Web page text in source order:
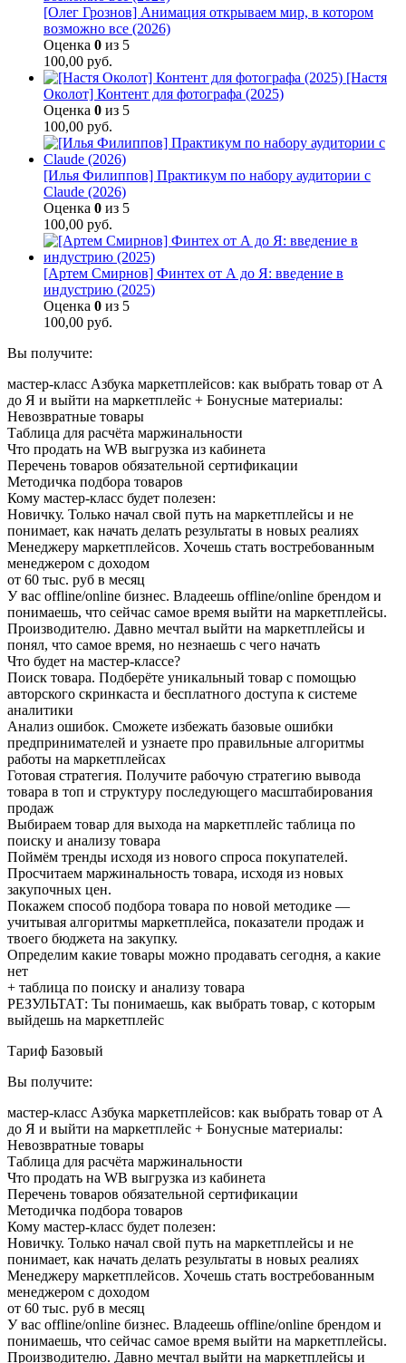
[Олег Грознов] Анимация открываем мир, в котором
возможно все (2026)
Оценка 0 из 5
100,00 руб.
[Настя
Околот] Контент для фотографа (2025)
Оценка 0 из 5
100,00 руб.
[Илья Филиппов] Практикум по набору аудитории с
Claude (2026)
Оценка 0 из 5
100,00 руб.
[Артем Смирнов] Финтех от А до Я: введение в
индустрию (2025)
Оценка 0 из 5
100,00 руб.
Вы получите:
мастер-класс Азбука маркетплейсов: как выбрать товар от А
до Я и выйти на маркетплейс + Бонусные материалы:
Невозвратные товары
Таблица для расчёта маржинальности
Что продать на WB выгрузка из кабинета
Перечень товаров обязательной сертификации
Методичка подбора товаров
Кому мастер-класс будет полезен:
Новичку. Только начал свой путь на маркетплейсы и не
понимает, как начать делать результаты в новых реалиях
Менеджеру маркетплейсов. Хочешь стать востребованным
менеджером с доходом
от 60 тыс. руб в месяц
У вас offline/online бизнес. Владеешь offline/online брендом и
понимаешь, что сейчас самое время выйти на маркетплейсы.
Производителю. Давно мечтал выйти на маркетплейсы и
понял, что самое время, но незнаешь с чего начать
Что будет на мастер-классе?
Поиск товара. Подберёте уникальный товар с помощью
авторского скринкаста и бесплатного доступа к системе
аналитики
Анализ ошибок. Сможете избежать базовые ошибки
предпринимателей и узнаете про правильные алгоритмы
работы на маркетплейсах
Готовая стратегия. Получите рабочую стратегию вывода
товара в топ и структуру последующего масштабирования
продаж
Выбираем товар для выхода на маркетплейс таблица по
поиску и анализу товара
Поймём тренды исходя из нового спроса покупателей.
Просчитаем маржинальность товара, исходя из новых
закупочных цен.
Покажем способ подбора товара по новой методике —
учитывая алгоритмы маркетплейса, показатели продаж и
твоего бюджета на закупку.
Определим какие товары можно продавать сегодня, а какие
нет
+ таблица по поиску и анализу товара
РЕЗУЛЬТАТ: Ты понимаешь, как выбрать товар, с которым
выйдешь на маркетплейс
Тариф Базовый
Вы получите:
мастер-класс Азбука маркетплейсов: как выбрать товар от А
до Я и выйти на маркетплейс + Бонусные материалы:
Невозвратные товары
Таблица для расчёта маржинальности
Что продать на WB выгрузка из кабинета
Перечень товаров обязательной сертификации
Методичка подбора товаров
Кому мастер-класс будет полезен:
Новичку. Только начал свой путь на маркетплейсы и не
понимает, как начать делать результаты в новых реалиях
Менеджеру маркетплейсов. Хочешь стать востребованным
менеджером с доходом
от 60 тыс. руб в месяц
У вас offline/online бизнес. Владеешь offline/online брендом и
понимаешь, что сейчас самое время выйти на маркетплейсы.
Производителю. Давно мечтал выйти на маркетплейсы и